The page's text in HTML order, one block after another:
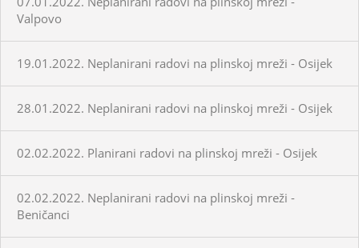
Valpovo
19.01.2022. Neplanirani radovi na plinskoj mreži - Osijek
28.01.2022. Neplanirani radovi na plinskoj mreži - Osijek
02.02.2022. Planirani radovi na plinskoj mreži - Osijek
02.02.2022. Neplanirani radovi na plinskoj mreži -
Beničanci